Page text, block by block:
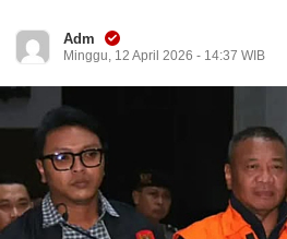
Adm
Minggu, 12 April 2026 - 14:37 WIB